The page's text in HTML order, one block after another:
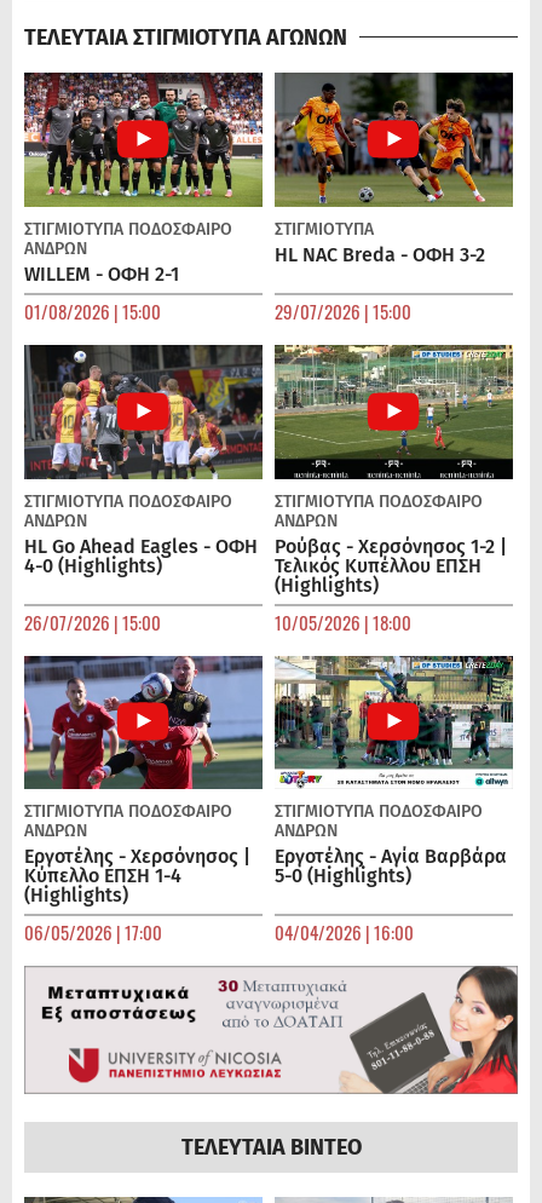
ΤΕΛΕΥΤΑΙΑ ΣΤΙΓΜΙΟΤΥΠΑ ΑΓΩΝΩΝ
ΣΤΙΓΜΙΟΤΥΠΑ ΠΟΔΌΣΦΑΙΡΟ
ΑΝΔΡΏΝ
WILLEM - ΟΦΗ 2-1
01/08/2026 | 15:00
ΣΤΙΓΜΙΟΤΥΠΑ
HL NAC Breda - ΟΦΗ 3-2
29/07/2026 | 15:00
ΣΤΙΓΜΙΟΤΥΠΑ ΠΟΔΌΣΦΑΙΡΟ
ΑΝΔΡΏΝ
HL Go Ahead Eagles - ΟΦΗ
4-0 (Highlights)
26/07/2026 | 15:00
ΣΤΙΓΜΙΟΤΥΠΑ ΠΟΔΌΣΦΑΙΡΟ
ΑΝΔΡΏΝ
Ρούβας - Χερσόνησος 1-2 |
Τελικός Κυπέλλου ΕΠΣΗ
(Highlights)
10/05/2026 | 18:00
ΣΤΙΓΜΙΟΤΥΠΑ ΠΟΔΌΣΦΑΙΡΟ
ΑΝΔΡΏΝ
Εργοτέλης - Χερσόνησος |
Κύπελλο ΕΠΣΗ 1-4
(Highlights)
06/05/2026 | 17:00
ΣΤΙΓΜΙΟΤΥΠΑ ΠΟΔΌΣΦΑΙΡΟ
ΑΝΔΡΏΝ
Εργοτέλης - Αγία Βαρβάρα
5-0 (Highlights)
04/04/2026 | 16:00
ΤΕΛΕΥΤΑΙΑ ΒΙΝΤΕΟ